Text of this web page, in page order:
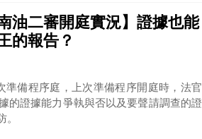
油二審開庭實況】證據也能
的報告？
備程序庭，上次準備程序開庭時，法官
的證據能力爭執與否以及要聲請調查的證